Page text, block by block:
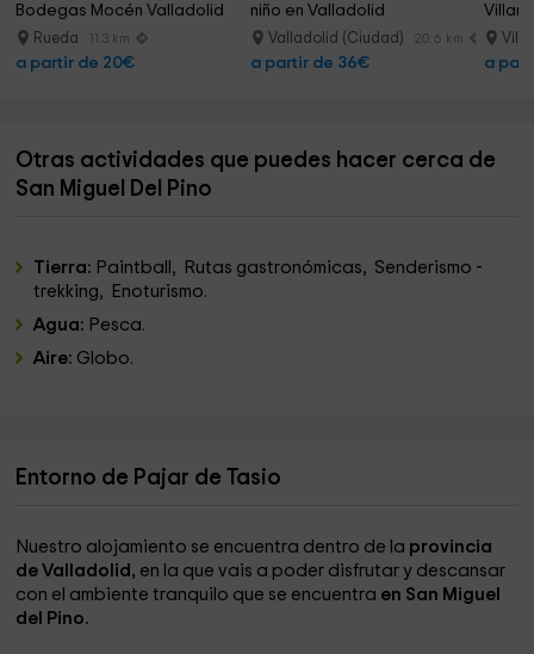
Bodegas Mocén Valladolid
Rueda 11.3 km
a partir de 20€
niño en Valladolid
Valladolid (Ciudad) 20.6 km
a partir de 36€ a
Otras actividades que puedes hacer cerca de
San Miguel Del Pino
Tierra: Paintball, Rutas gastronómicas, Senderismo -
trekking, Enoturismo.
Agua: Pesca.
Aire: Globo.
Entorno de Pajar de Tasio
Nuestro alojamiento se encuentra dentro de la provincia
de Valladolid, en la que vais a poder disfrutar y descansar
con el ambiente tranquilo que se encuentra en San Miguel
del Pino.